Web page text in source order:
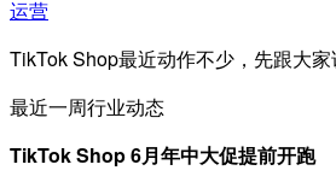
运营
TikTok Shop最近动作不少，先跟大家
最近一周行业动态
TikTok Shop 6月年中大促提前开跑